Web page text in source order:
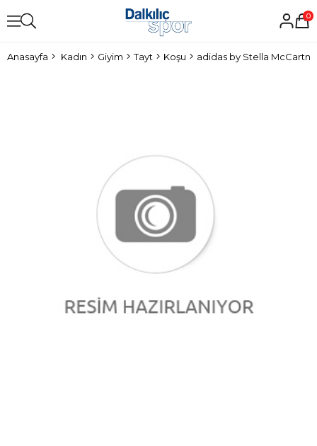
0
Anasayfa Kadın Giyim Tayt Koşu adidas by Stella